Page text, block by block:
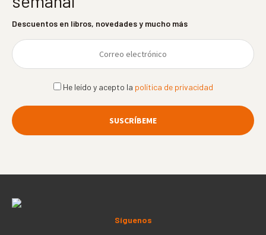
Descuentos en libros, novedades y mucho más
He leído y acepto la política de privacidad
Síguenos